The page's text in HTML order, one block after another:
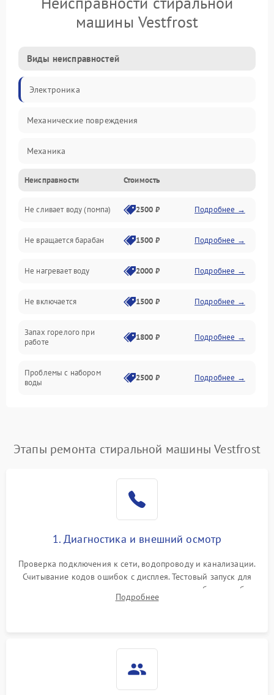
машины Vestfrost
Виды неисправностей
Электроника
Механические повреждения
Механика
Электропитание
Водоснабжение
Слив
Программное обеспечение
Неисправности Стоимость
Не сливает воду (помпа) 2500 ₽ Подробнее →
Не вращается барабан 1500 ₽ Подробнее →
Не нагревает воду 2000 ₽ Подробнее →
Не включается 1500 ₽ Подробнее →
Запах горелого при
работе
1800 ₽ Подробнее →
Проблемы с набором
воды
2500 ₽ Подробнее →
2200 ₽ Подробнее →
Этапы ремонта стиральной машины Vestfrost
1. Диагностика и внешний осмотр
Проверка подключения к сети, водопроводу и канализации.
Считывание кодов ошибок с дисплея. Тестовый запуск для
выявления посторонних шумов, протечек или сбоев в работе
электронного модуля управления.
Подробнее